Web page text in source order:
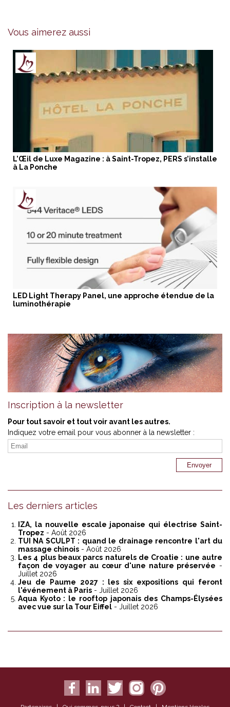
Vous aimerez aussi
L’Œil de Luxe Magazine : à Saint-Tropez, PERS s’installe
à La Ponche
LED Light Therapy Panel, une approche étendue de la
luminothérapie
Inscription à la newsletter
Pour tout savoir et tout voir avant les autres.
Indiquez votre email pour vous abonner à la newsletter :
Les derniers articles
IZA, la nouvelle escale japonaise qui électrise Saint-
Tropez - Août 2026
TUI NA SCULPT : quand le drainage rencontre l'art du
massage chinois - Août 2026
Les 4 plus beaux parcs naturels de Croatie : une autre
façon de voyager au cœur d'une nature préservée -
Juillet 2026
Jeu de Paume 2027 : les six expositions qui feront
l'événement à Paris - Juillet 2026
Aqua Kyoto : le rooftop japonais des Champs-Élysées
avec vue sur la Tour Eiffel - Juillet 2026